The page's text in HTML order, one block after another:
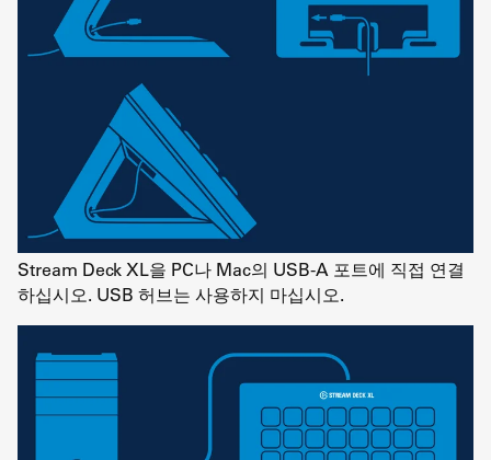
Stream Deck XL을 PC나 Mac의 USB-A 포트에 직접 연결
하십시오. USB 허브는 사용하지 마십시오.